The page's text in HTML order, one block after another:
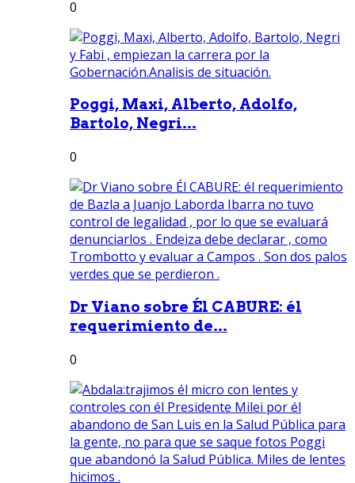
0
Poggi, Maxi, Alberto, Adolfo,
Bartolo, Negri...
0
Dr Viano sobre Él CABURE: él
requerimiento de...
0